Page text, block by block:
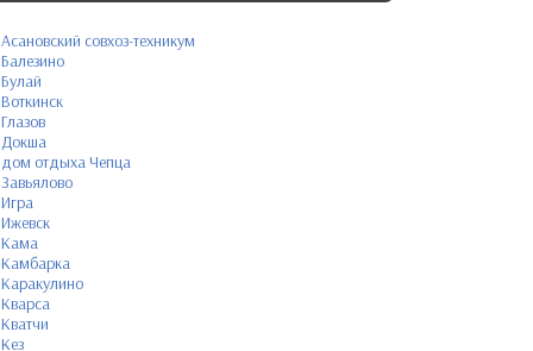
Асановский совхоз-техникум
Балезино
Булай
Воткинск
Глазов
Докша
дом отдыха Чепца
Завьялово
Игра
Ижевск
Кама
Камбарка
Каракулино
Кварса
Кватчи
Кез